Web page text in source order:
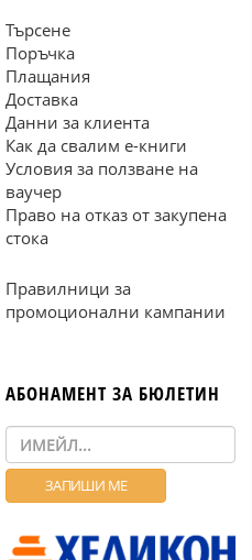
Търсене
Поръчка
Плащания
Доставка
Данни за клиента
Как да свалим е-книги
Условия за ползване на
ваучер
Право на отказ от закупена
стока
Правилници за
промоционални кампании
АБОНАМЕНТ ЗА БЮЛЕТИН